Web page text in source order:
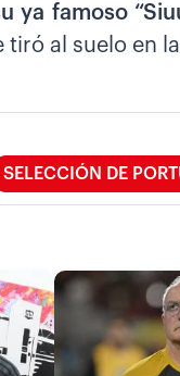
ya famoso
al suelo en
SELECCIÓN DE